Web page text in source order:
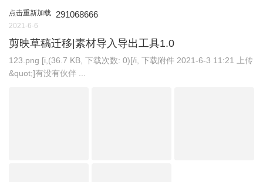
点击重新加载 291068666
2021-6-6
剪映草稿迁移|素材导入导出工具1.0
123.png [i,(36.7 KB, 下载次数: 0)[/i, 下载附件 2021-6-3 11:21 上传
&quot;]有没有伙伴 ...